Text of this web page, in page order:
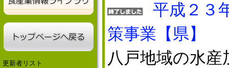
更新者リスト
平成２３
策事業【県】
八戸地域の水